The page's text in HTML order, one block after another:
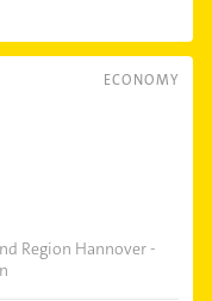
ECONOMY
Region Hannover -